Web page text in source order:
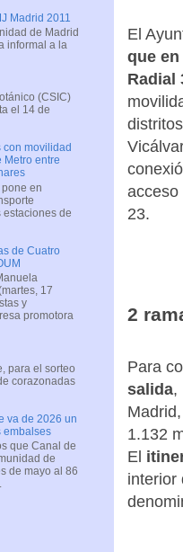
El
que
Radial
acceso
23.
2
Para
salida,
1.132
El
interior
Madrid 2011
de Madrid
informal a la
(CSIC)
el 14 de
movilidad
Metro entre
en
de
de Cuatro
17
y
promotora
para el sorteo
corazonadas
va de 2026 un
embalses
que Canal de
de
de mayo al 86